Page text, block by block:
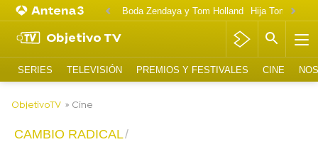
Boda Zendaya y Tom Holland Hija Tom
Objetivo TV
SERIES TELEVISIÓN PREMIOS Y FESTIVALES CINE
ObjetivoTV » Cine
CAMBIO RADICAL